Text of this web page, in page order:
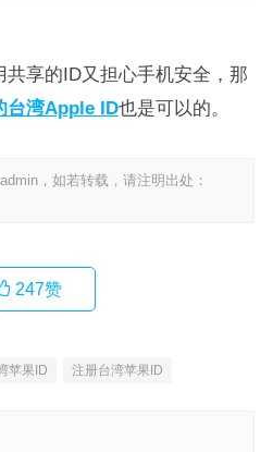
享的ID又担心手机安全，那
台湾Apple ID也是可以的。
，如若转载，请注明出处：
247赞
苹果ID 注册台湾苹果ID